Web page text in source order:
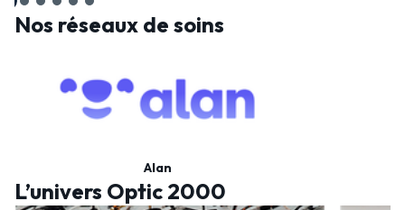
Nos réseaux de soins
Alan
L’univers Optic 2000